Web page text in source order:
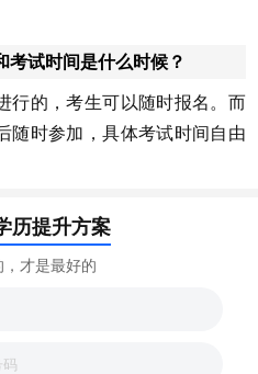
考试时间是什么时候？
行的，考生可以随时报名。而
随时参加，具体考试时间自由
历提升方案
才是最好的